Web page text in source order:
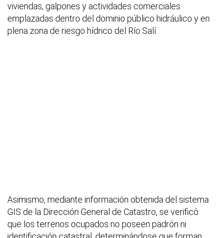
viviendas, galpones y actividades comerciales
emplazadas dentro del dominio público hidráulico y en
plena zona de riesgo hídrico del Río Salí.
Asimismo, mediante información obtenida del sistema
GIS de la Dirección General de Catastro, se verificó
que los terrenos ocupados no poseen padrón ni